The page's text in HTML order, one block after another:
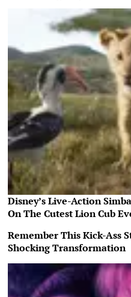
Disney’s Live-Action
On The Cutest Lion Cub
Remember This Kick-Ass
Shocking Transformation